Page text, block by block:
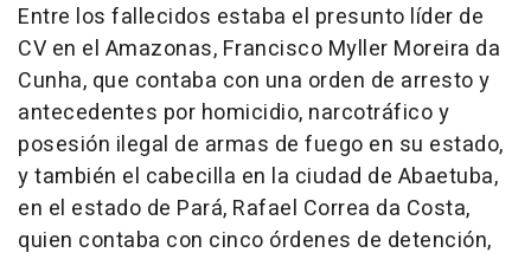
Entre los fallecidos estaba el presunto líder de
CV en el Amazonas, Francisco Myller Moreira da
Cunha, que contaba con una orden de arresto y
antecedentes por homicidio, narcotráfico y
posesión ilegal de armas de fuego en su estado,
y también el cabecilla en la ciudad de Abaetuba,
en el estado de Pará, Rafael Correa da Costa,
quien contaba con cinco órdenes de detención,